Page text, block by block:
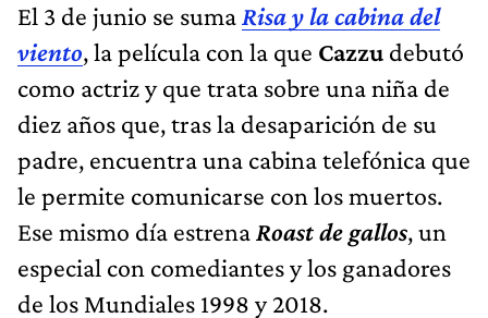
El 3 de junio se sumaRisa y la cabina del
viento, la película con la que Cazzu debutó
como actriz y que trata sobre una niña de
diez años que, tras la desaparición de su
padre, encuentra una cabina telefónica que
le permite comunicarse con los muertos.
Ese mismo día estrenaRoast de gallos, un
especial con comediantes y los ganadores
de los Mundiales 1998 y 2018.